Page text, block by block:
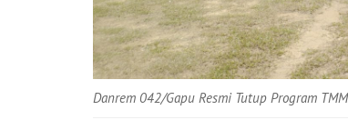
Danrem 042/Gapu Resmi Tutup Program